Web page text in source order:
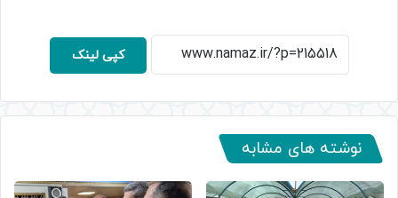
کپی لینک
نوشته های مشابه